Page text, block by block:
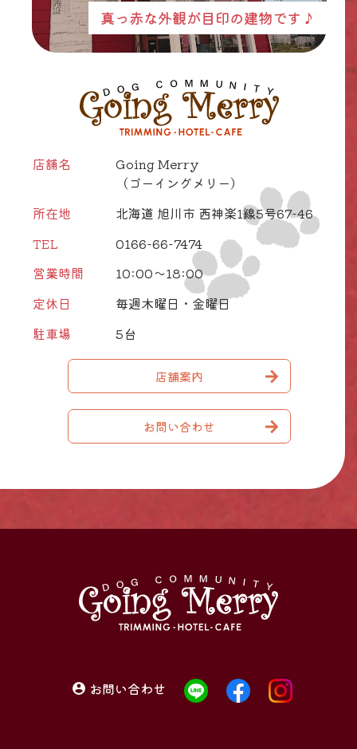
真っ赤な外観が目印の建物です♪
店舗名
Going Merry
（ゴーイングメリー）
所在地
北海道 旭川市 西神楽1線5号67-46
TEL
0166-66-7474
営業時間
10:00～18:00
定休日
毎週木曜日・金曜日
駐車場
5台
店舗案内
お問い合わせ
お問い合わせ